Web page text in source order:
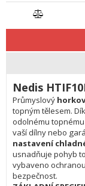
Nedis
Průmyslový
topným tělesem.
odolnému
vaší dílny nebo
nastavení
usnadňuje pohyb
vybaveno
bezpečnost.